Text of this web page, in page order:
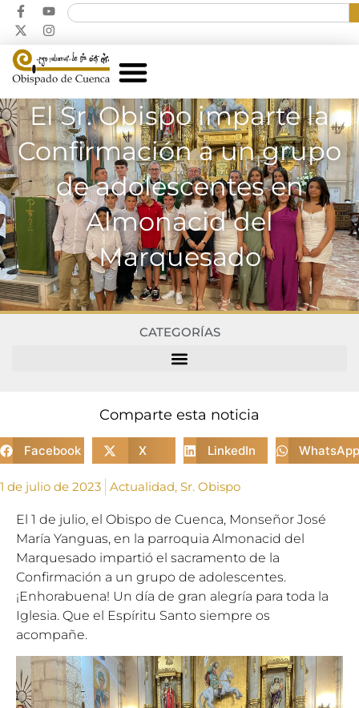
El Sr. Obispo imparte la
Confirmación a un grupo
de adolescentes en
Almonacid del
Marquesado
CATEGORÍAS
Comparte esta noticia
Facebook X LinkedIn WhatsApp
1 de julio de 2023 Actualidad, Sr. Obispo
El 1 de julio, el Obispo de Cuenca, Monseñor José
María Yanguas, en la parroquia Almonacid del
Marquesado impartió el sacramento de la
Confirmación a un grupo de adolescentes.
¡Enhorabuena! Un día de gran alegría para toda la
Iglesia. Que el Espíritu Santo siempre os
acompañe.